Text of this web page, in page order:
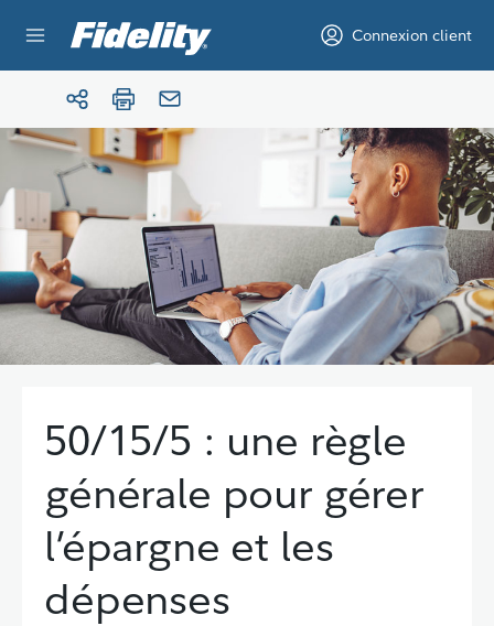
Connexion client
50/15/5 : une règle
générale pour gérer
l’épargne et les
dépenses